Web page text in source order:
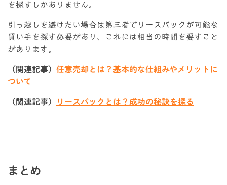
を探すしかありません。
引っ越しを避けたい場合は第三者でリースバックが可能な
買い手を探す必要があり、これには相当の時間を要すこと
があります。
（関連記事） 任意売却とは？基本的な仕組みやメリットに
ついて
（関連記事） リースバックとは？成功の秘訣を探る
まとめ